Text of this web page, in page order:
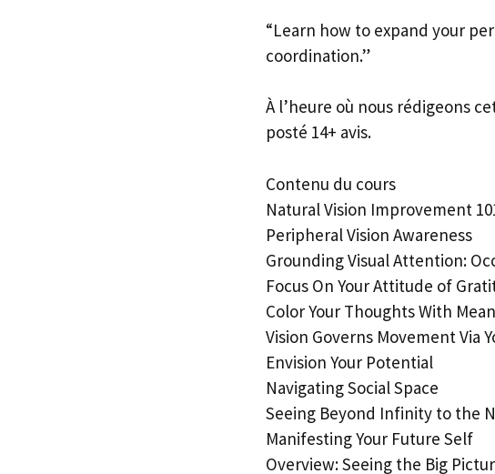
“Learn how to expand your
coordination.”
À l’heure où nous rédigeons
posté 14+ avis.
Contenu du cours
Natural Vision Improvement
Peripheral Vision Awareness
Grounding Visual Attention:
Focus On Your Attitude of
Color Your Thoughts With
Vision Governs Movement Via
Envision Your Potential
Navigating Social Space
Seeing Beyond Infinity to the
Manifesting Your Future Self
Overview: Seeing the Big